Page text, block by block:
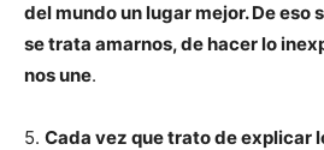
del mundo un lugar mejor. De eso
se trata amarnos, de hacer lo
nos une.
5. Cada vez que trato de explicar